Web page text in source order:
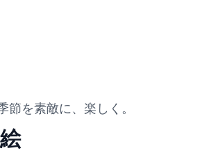
を素敵に、楽しく。